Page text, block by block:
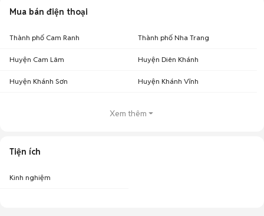
Mua bán điện thoại
Thành phố Cam Ranh Thành phố Nha Trang
Huyện Cam Lâm Huyện Diên Khánh
Huyện Khánh Sơn Huyện Khánh Vĩnh
Xem thêm
Tiện ích
Kinh nghiệm